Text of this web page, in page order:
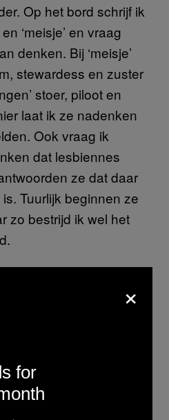
Op het bord schrijf ik
‘meisje’ en vraag
denken. Bij ‘meisje’
stewardess en zuster
stoer, piloot en
laat ik ze nadenken
Ook vraag ik
dat lesbiennes
ze dat daar
Tuurlijk beginnen ze
zo bestrijd ik wel het
over persoonlijke
van me weten. Een
verveeld in de les.
u ooit een kutje
ik antwoordde: ‘Ja, jij?’
dat hij het zo
×
for